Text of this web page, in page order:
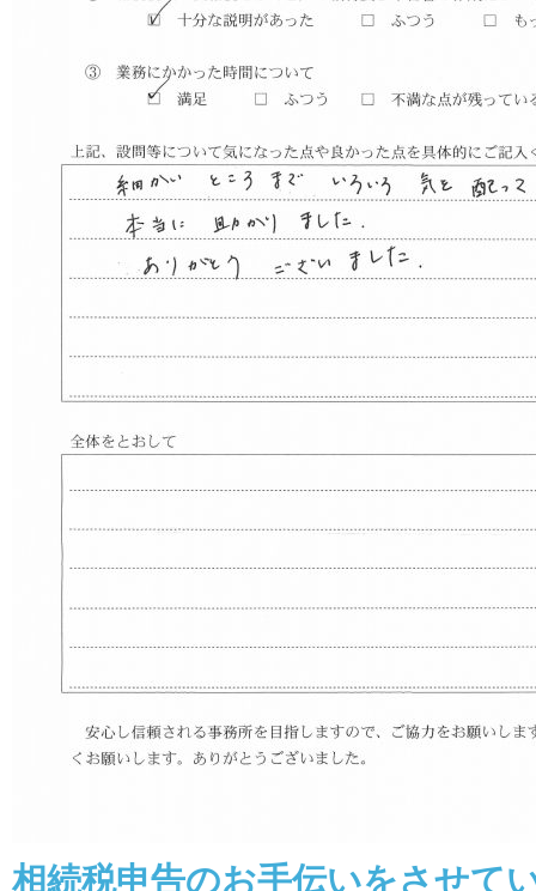
相続税申告のお手伝いをさせて